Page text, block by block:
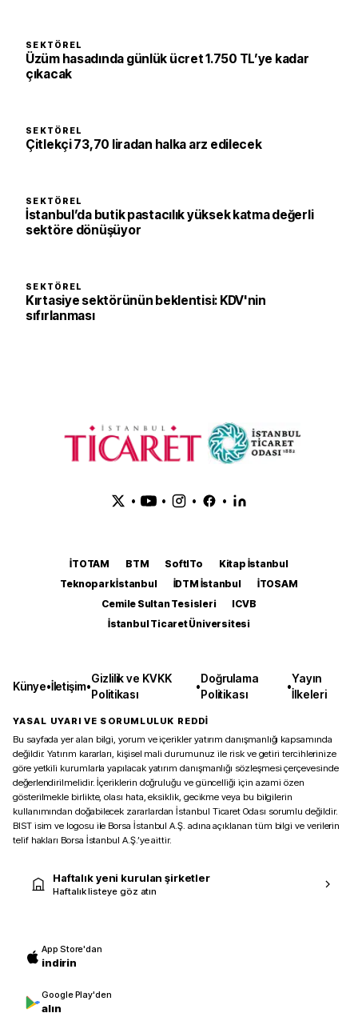
SEKTÖREL
Üzüm hasadında günlük ücret 1.750 TL’ye kadar
çıkacak
SEKTÖREL
Çitlekçi 73,70 liradan halka arz edilecek
SEKTÖREL
İstanbul’da butik pastacılık yüksek katma değerli
sektöre dönüşüyor
SEKTÖREL
Kırtasiye sektörünün beklentisi: KDV'nin
sıfırlanması
• • • •
İTOTAM BTM SoftITo
Kitap İstanbul
Teknopark İstanbul
İDTM İstanbul
İTOSAM
Cemile Sultan Tesisleri
ICVB
İstanbul Ticaret Üniversitesi
Künye•İletişim•
Gizlilik ve KVKK
Politikası
•
Doğrulama
Politikası
•
Yayın
İlkeleri
YASAL UYARI VE SORUMLULUK REDDİ
Bu sayfada yer alan bilgi, yorum ve içerikler yatırım danışmanlığı kapsamında
değildir. Yatırım kararları, kişisel mali durumunuz ile risk ve getiri tercihlerinize
göre yetkili kurumlarla yapılacak yatırım danışmanlığı sözleşmesi çerçevesinde
değerlendirilmelidir. İçeriklerin doğruluğu ve güncelliği için azami özen
gösterilmekle birlikte, olası hata, eksiklik, gecikme veya bu bilgilerin
kullanımından doğabilecek zararlardan İstanbul Ticaret Odası sorumlu değildir.
BIST isim ve logosu ile Borsa İstanbul A.Ş. adına açıklanan tüm bilgi ve verilerin
telif hakları Borsa İstanbul A.Ş.’ye aittir.
Haftalık yeni kurulan şirketler
Haftalık listeye göz atın
App Store'dan
indirin
Google Play'den
alın